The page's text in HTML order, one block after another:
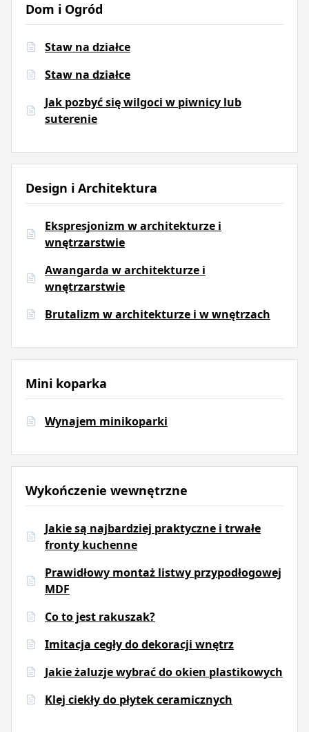
Dom i Ogród
Staw na działce
Staw na działce
Jak pozbyć się wilgoci w piwnicy lub
suterenie
Design i Architektura
Ekspresjonizm w architekturze i
wnętrzarstwie
Awangarda w architekturze i
wnętrzarstwie
Brutalizm w architekturze i w wnętrzach
Mini koparka
Wynajem minikoparki
Wykończenie wewnętrzne
Jakie są najbardziej praktyczne i trwałe
fronty kuchenne
Prawidłowy montaż listwy przypodłogowej
MDF
Co to jest rakuszak?
Imitacja cegły do dekoracji wnętrz
Jakie żaluzje wybrać do okien plastikowych
Klej ciekły do płytek ceramicznych